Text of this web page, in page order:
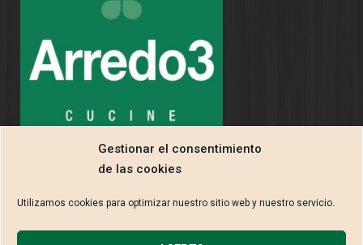
Gestionar el consentimiento
de las cookies
Utilizamos cookies para optimizar nuestro sitio web y nuestro servicio.